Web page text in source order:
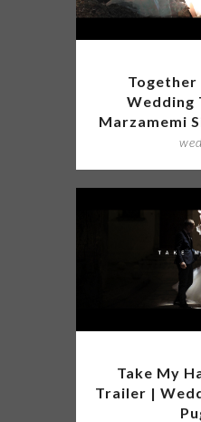
Together
Wedding
Marzamemi
Take My
Trailer |